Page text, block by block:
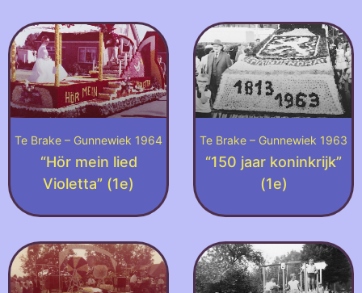
Te Brake – Gunnewiek 1964
“Hör mein lied
Violetta” (1e)
Te Brake – Gunnewiek 1963
“150 jaar koninkrijk”
(1e)